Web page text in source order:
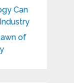
Can
of